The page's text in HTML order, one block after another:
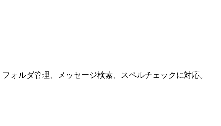
ルダ管理、メッセージ検索、スペルチェックに対応。